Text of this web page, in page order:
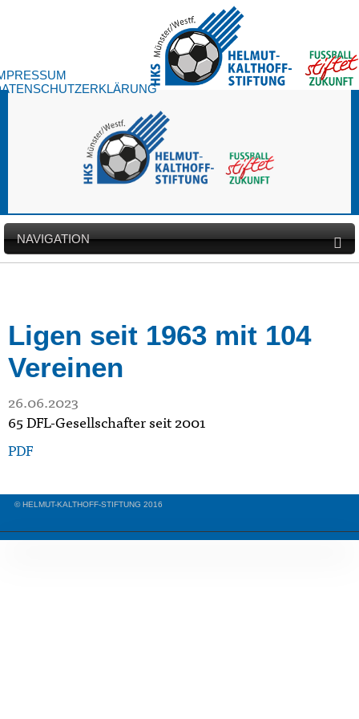
NAVIGATION
Ligen seit 1963 mit 104
Vereinen
26.06.2023
65 DFL-Gesellschafter seit 2001
PDF
© HELMUT-KALTHOFF-STIFTUNG 2016